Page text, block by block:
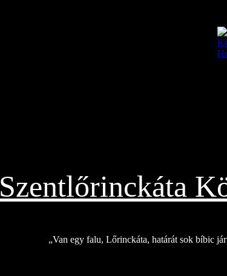
Szentlőrinckáta
„Van egy falu, Lőrinckáta, határát sok bíbic